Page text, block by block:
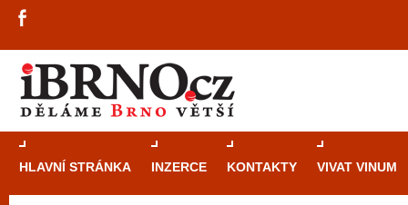
HLAVNÍ STRÁNKA INZERCE KONTAKTY VIVAT VINUM